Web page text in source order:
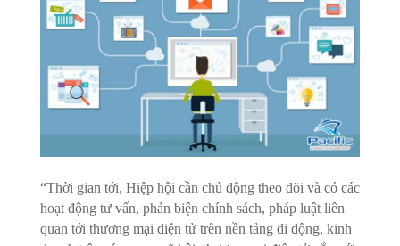
“Thời gian tới, Hiệp hội cần chủ động theo dõi và có các
hoạt động tư vấn, phản biện chính sách, pháp luật liên
quan tới thương mại điện tử trên nền tảng di động, kinh